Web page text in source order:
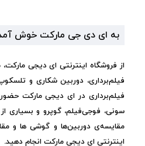
به ای دی جی مارکت خوش
از فروشگاه اینترنتی ای دیجی
فیلم‌برداری، دوربین شکاری و
فیلم‌برداری در ای دیجی مارکت
سونی، فوجی‌فیلم، گوپرو و بسیاری
مقایسه‌ی دوربین‌ها و گوشی ها و
اینترنتی ای دیجی مارکت انجام دهید.